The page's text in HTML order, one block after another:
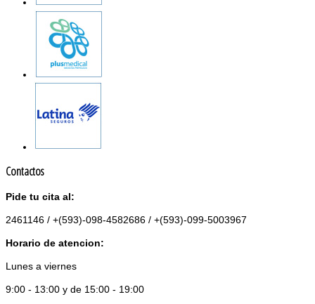
Contactos
Pide tu cita al:
2461146 / +(593)-098-4582686 / +(593)-099-5003967
Horario de atencion:
Lunes a viernes
9:00 - 13:00 y de 15:00 - 19:00